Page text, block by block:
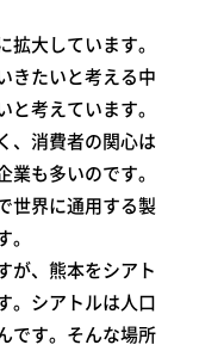
大しています。
きたいと考える中
考えています。
、消費者の関心は
も多いのです。
世界に通用する製
が、熊本をシアト
。シアトルは人口
です。そんな場所